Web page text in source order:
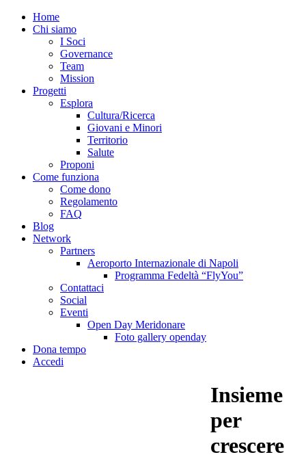
Home
Chi siamo
I Soci
Governance
Team
Mission
Progetti
Esplora
Cultura/Ricerca
Giovani e Minori
Territorio
Salute
Proponi
Come funziona
Come dono
Regolamento
FAQ
Blog
Network
Partners
Aeroporto Internazionale di Napoli
Programma Fedeltà “FlyYou”
Contattaci
Social
Eventi
Open Day Meridonare
Foto gallery openday
Dona tempo
Accedi
Insieme
per
crescere